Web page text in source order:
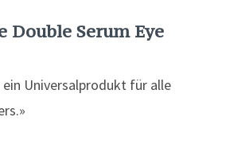
Double Serum Eye
ein Universalprodukt für alle